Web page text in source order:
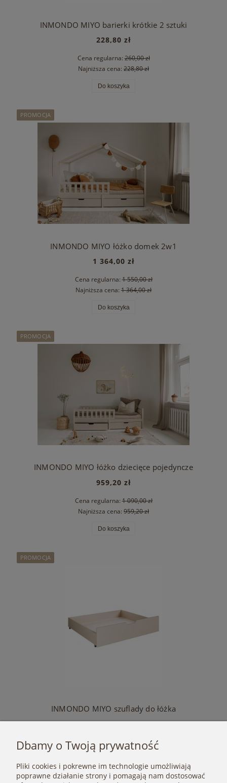
INMONDO MIYO barierki krótkie 2 sztuki
228,80 zł
Cena regularna:260,00 zł
Najniższa cena: 228,80 zł
Do koszyka
INMONDO MIYO łóżko domek 2w1
1 364,00 zł
Cena regularna:1 550,00 zł
Najniższa cena: 1 364,00 zł
Do koszyka
PROMOCJA
INMONDO MIYO łóżko dziecięce pojedyncze
959,20 zł
Cena regularna:1 090,00 zł
Najniższa cena: 959,20 zł
Do koszyka
PROMOCJA
INMONDO MIYO szuflady do łóżka
695,20 zł
Cena regularna:790,00 zł
Najniższa cena:
Do koszyka
PROMOCJA
Dbamy o Twoją prywatność
Pliki cookies i pokrewne im technologie umożliwiają
poprawne działanie strony i pomagają nam dostosować